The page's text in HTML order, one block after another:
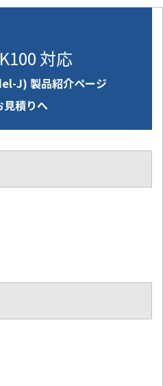
対応
J) 製品紹介ページ
見積りへ